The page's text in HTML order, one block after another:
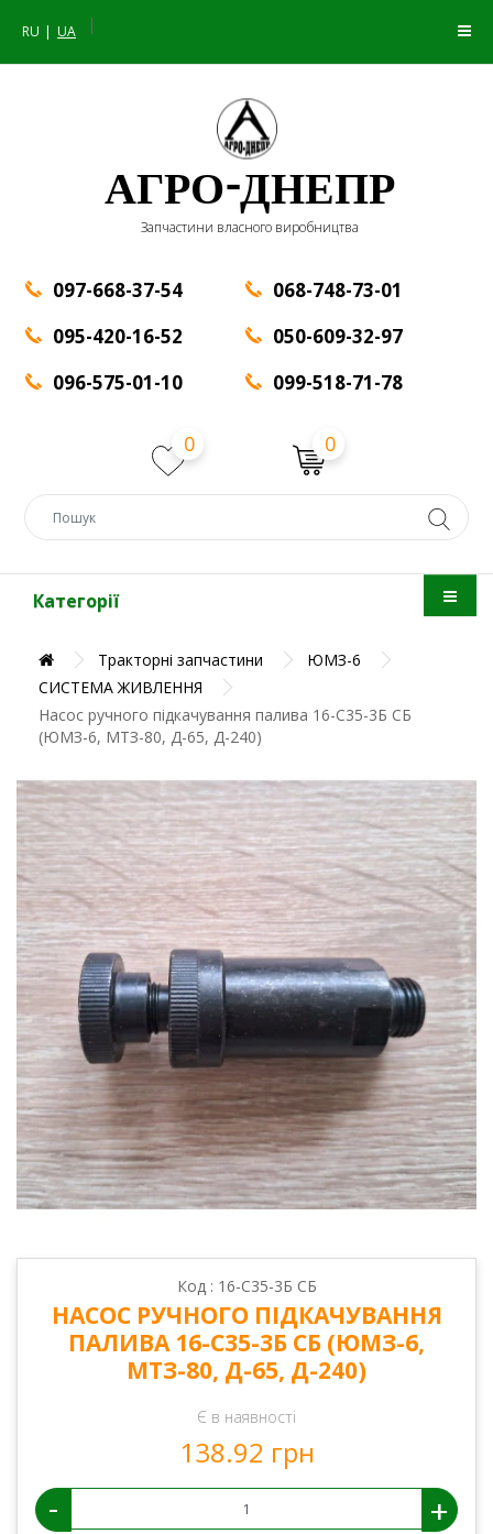
RU UA |
АГРО-ДНЕПР
Запчастини власного виробництва
097-668-37-54
095-420-16-52
096-575-01-10
068-748-73-01
050-609-32-97
099-518-71-78
0 0
Категорії
Тракторні запчастини
ЮМЗ-6
СИСТЕМА ЖИВЛЕННЯ
Насос ручного підкачування палива 16-С35-3Б СБ
(ЮМЗ-6, МТЗ-80, Д-65, Д-240)
Код : 16-С35-3Б СБ
НАСОС РУЧНОГО ПІДКАЧУВАННЯ
ПАЛИВА 16-С35-3Б СБ (ЮМЗ-6,
МТЗ-80, Д-65, Д-240)
Є в наявності
138.92 грн
- +